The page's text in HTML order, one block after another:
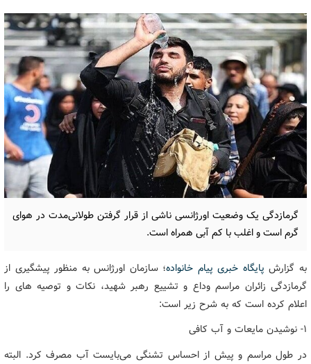
گرمازدگی یک وضعیت اورژانسی ناشی از قرار گرفتن طولانی‌مدت در هوای
گرم است و اغلب با کم آبی همراه است.
به گزارش پایگاه خبری پیام خانواده؛ سازمان اورژانس به منظور پیشگیری از
گرمازدگی زائران مراسم وداع و تشییع رهبر شهید، نکات و توصیه های را
اعلام کرده است که به شرح زیر است:
۱- نوشیدن مایعات و آب کافی
در طول مراسم و پیش از احساس تشنگی می‌بایست آب مصرف‌ کرد. البته